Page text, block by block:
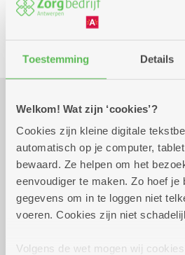
Toestemming Details
Welkom! Wat zijn ‘cookies’?
Cookies zijn kleine digitale
automatisch op je computer,
bewaard. Ze helpen om het
eenvoudiger te maken. Zo hoef je
gegevens om in te loggen niet
voeren. Cookies zijn niet
Volgens de wet mogen wij
Praktisch
dinsdag 22 september
2026
5 euro
Inschrijven noodzakelijk